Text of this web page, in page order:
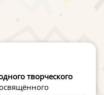
творческого